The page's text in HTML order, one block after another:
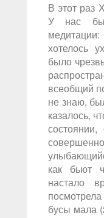
В этот раз
У нас
хотелось
было
всеобщий
не знаю,
казалось,
состоянии,
как бьют
настало
бусы мала